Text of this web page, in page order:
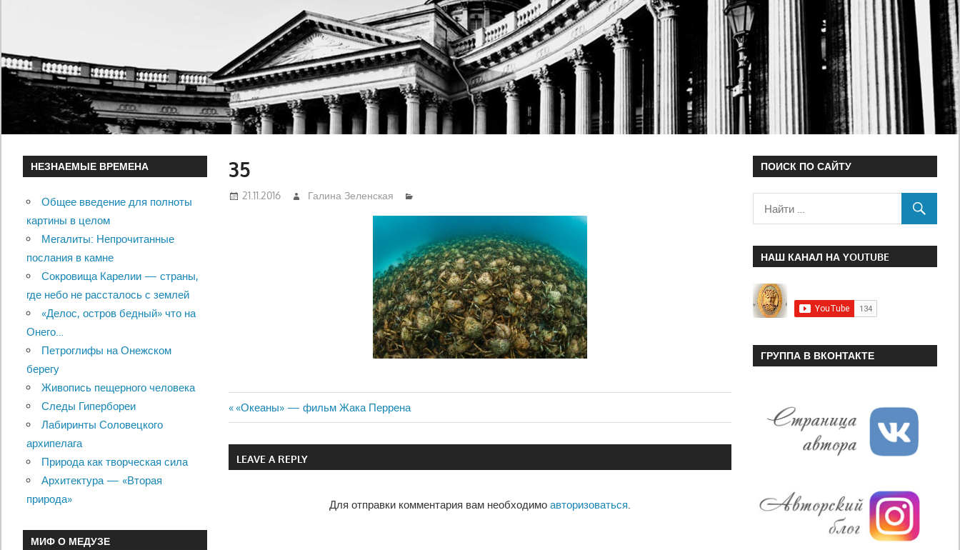
35
21.11.2016 Галина Зеленская
Навигация
по
Previous
Post:
«Океаны» — фильм Жака Перрена
LEAVE A REPLY
Для отправки комментария вам необходимо авторизоваться.
НЕЗНАЕМЫЕ ВРЕМЕНА
Общее введение для полноты
картины в целом
Мегалиты: Непрочитанные
послания в камне
Сокровища Карелии — страны,
где небо не рассталось с землей
«Делос, остров бедный» что на
Онего…
Петроглифы на Онежском
берегу
Живопись пещерного человека
Следы Гипербореи
Лабиринты Соловецкого
архипелага
Природа как творческая сила
Архитектура — «Вторая
природа»
МИФ О МЕДУЗЕ
ПОИСК ПО САЙТУ
НАШ КАНАЛ НА YOUTUBE
ГРУППА В ВКОНТАКТЕ